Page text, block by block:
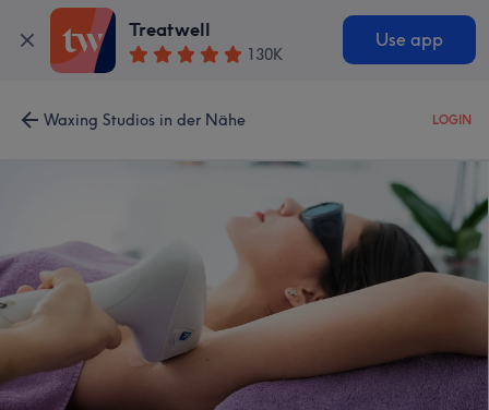
Treatwell
130K
Use app
Waxing Studios in der Nähe LOGIN